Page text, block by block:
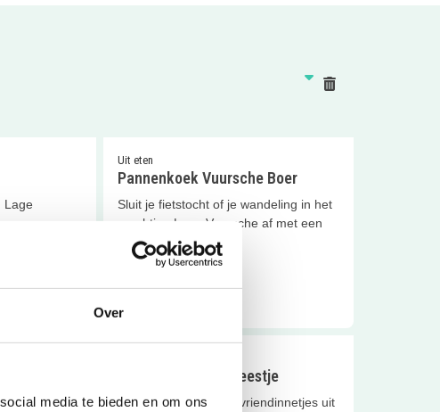
Over
media te bieden en om ons
Reset
Lage
Uit eten
Pannenkoek Vuursche Boer
Sluit je fietstocht of je wandeling in het
prachtige Lage Vuursche af met een
pannenkoek!
een
Midgetgolf kinderfeestje
Nodig je vriendjes en vriendinnetjes uit